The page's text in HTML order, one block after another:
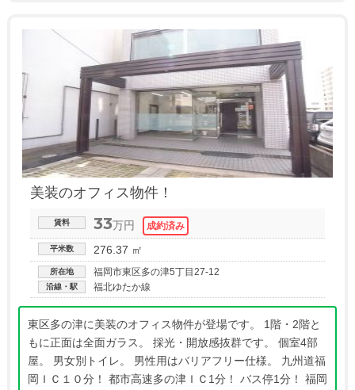
美装のオフィス物件！
賃料 33万円
平米数 276.37 ㎡
所在地 福岡市東区多の津5丁目27-12
沿線・駅 福北ゆたか線
東区多の津に美装のオフィス物件が登場です。 1階・2階と
もに正面は全面ガラス。 採光・開放感抜群です。 個室4部
屋。 男女別トイレ。 男性用はバリアフリー仕様。 九州道福
岡ＩＣ１０分！ 都市高速多の津ＩＣ1分！ バス停1分！ 福岡